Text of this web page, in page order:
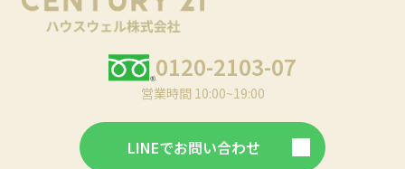
0120-2103-07
営業時間 10:00~19:00
LINEでお問い合わせ